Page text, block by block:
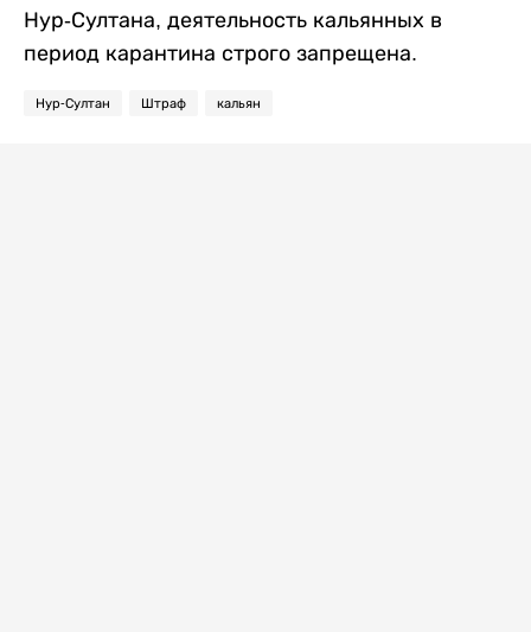
Нур-Султана, деятельность кальянных в
период карантина строго запрещена.
Нур-Султан Штраф кальян